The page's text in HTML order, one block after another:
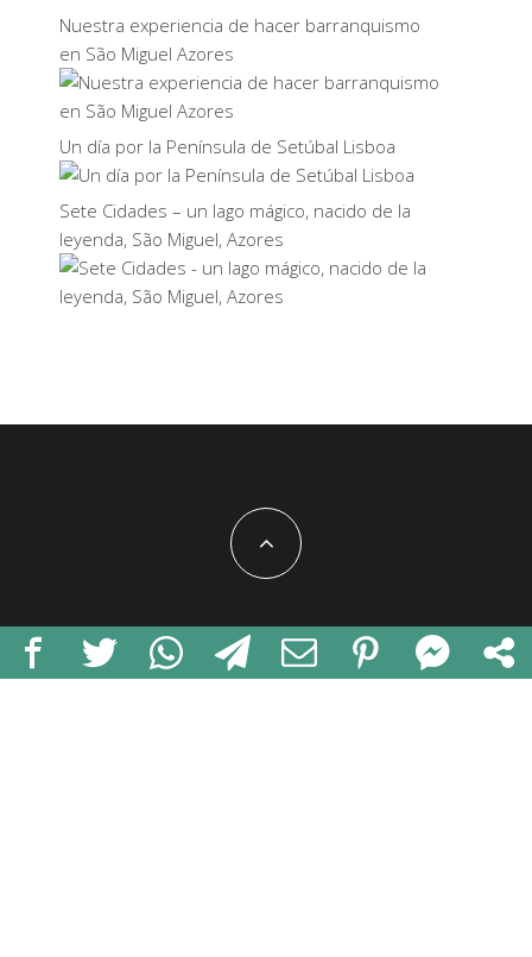
Nuestra experiencia de hacer barranquismo
en São Miguel Azores
Un día por la Península de Setúbal Lisboa
Sete Cidades – un lago mágico, nacido de la
leyenda, São Miguel, Azores